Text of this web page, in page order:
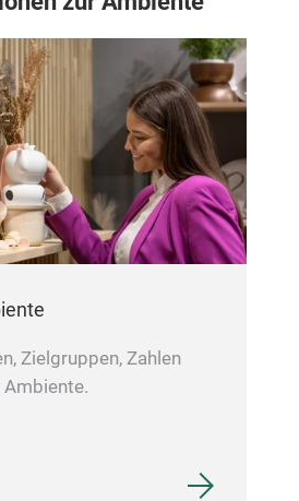
Zielgruppen, Zahlen
Ambiente.